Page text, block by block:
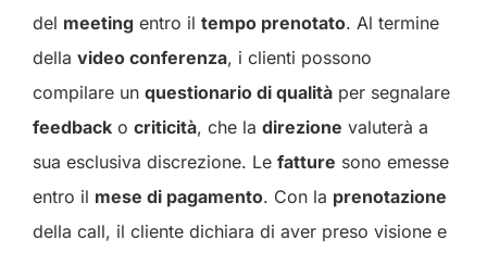
del meeting entro il tempo prenotato. Al termine
della video conferenza, i clienti possono
compilare un questionario di qualità per segnalare
feedback o criticità, che la direzione valuterà a
sua esclusiva discrezione. Le fatture sono emesse
entro il mese di pagamento. Con la prenotazione
della call, il cliente dichiara di aver preso visione e